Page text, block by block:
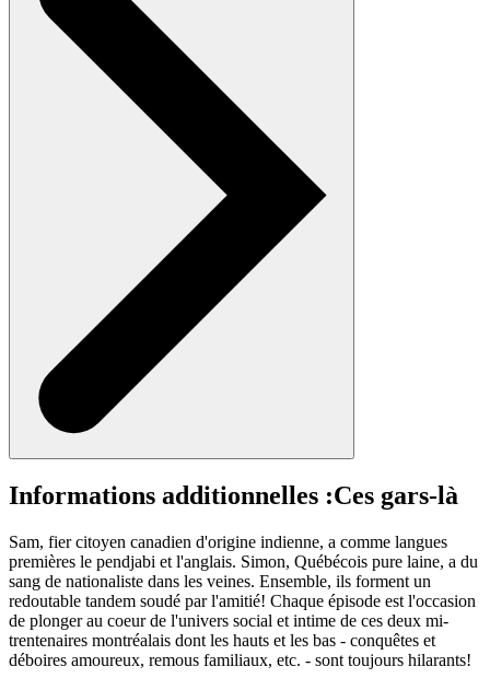
Informations additionnelles :Ces gars-là
Sam, fier citoyen canadien d'origine indienne, a comme langues
premières le pendjabi et l'anglais. Simon, Québécois pure laine, a du
sang de nationaliste dans les veines. Ensemble, ils forment un
redoutable tandem soudé par l'amitié! Chaque épisode est l'occasion
de plonger au coeur de l'univers social et intime de ces deux mi-
trentenaires montréalais dont les hauts et les bas - conquêtes et
déboires amoureux, remous familiaux, etc. - sont toujours hilarants!